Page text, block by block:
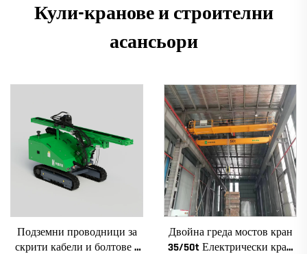
Кули-кранове и строителни
асансьори
Подземни проводници за
скрити кабели и болтове с
Двойна греда мостов кран
35/50t Електрически кран